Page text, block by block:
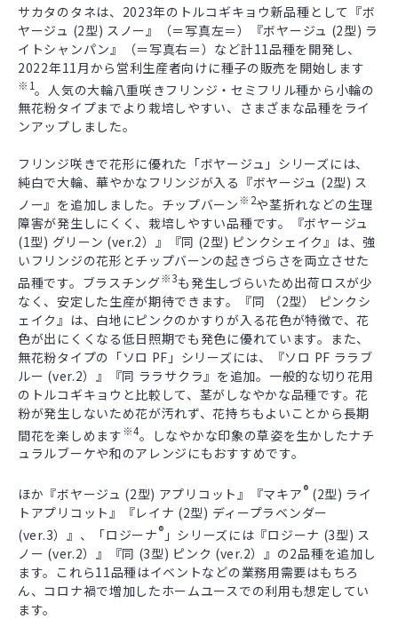
サカタのタネは、2023年のトルコギキョウ新品種として『ボ
ヤージュ (2型) スノー』（＝写真左＝）『ボヤージュ (2型) ラ
イトシャンパン』（＝写真右＝）など計11品種を開発し、
2022年11月から営利生産者向けに種子の販売を開始します
※1。人気の大輪八重咲きフリンジ・セミフリル種から小輪の
無花粉タイプまでより栽培しやすい、さまざまな品種をライ
ンアップしました。
フリンジ咲きで花形に優れた「ボヤージュ」シリーズには、
純白で大輪、華やかなフリンジが入る『ボヤージュ (2型) ス
ノー』を追加しました。チップバーン※2や茎折れなどの生理
障害が発生しにくく、栽培しやすい品種です。『ボヤージュ
(1型) グリーン (ver.2）』『同 (2型) ピンクシェイク』は、強
いフリンジの花形とチップバーンの起きづらさを両立させた
品種です。ブラスチング※3も発生しづらいため出荷ロスが少
なく、安定した生産が期待できます。『同 （2型） ピンクシ
ェイク』は、白地にピンクのかすりが入る花色が特徴で、花
色が出にくくなる低日照期でも発色に優れています。また、
無花粉タイプの「ソロ PF」シリーズには、『ソロ PF ララブ
ルー (ver.2）』『同 ララサクラ』を追加。一般的な切り花用
のトルコギキョウと比較して、茎がしなやかな品種です。花
粉が発生しないため花が汚れず、花持ちもよいことから長期
間花を楽しめます※4。しなやかな印象の草姿を生かしたナチ
ュラルブーケや和のアレンジにもおすすめです。
ほか『ボヤージュ (2型) アプリコット』『マキア® (2型) ライ
トアプリコット』『レイナ (2型) ディープラベンダー
(ver.3）』、「ロジーナ® 」シリーズには『ロジーナ (3型) ス
ノー (ver.2）』『同 (3型) ピンク (ver.2）』の2品種を追加し
ます。これら11品種はイベントなどの業務用需要はもちろ
ん、コロナ禍で増加したホームユースでの利用も想定してい
ます。